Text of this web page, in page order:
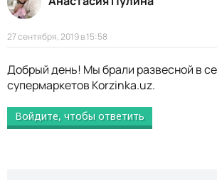
27 сентября, 2019 в 15:58
Добрый день! Мы брали развесной в
супермаркетов Korzinka.uz.
Войдите, чтобы ответить